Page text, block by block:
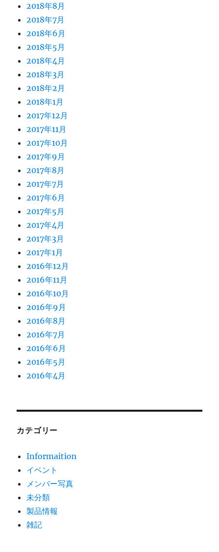
2018年8月
2018年7月
2018年6月
2018年5月
2018年4月
2018年3月
2018年2月
2018年1月
2017年12月
2017年11月
2017年10月
2017年9月
2017年8月
2017年7月
2017年6月
2017年5月
2017年4月
2017年3月
2017年1月
2016年12月
2016年11月
2016年10月
2016年9月
2016年8月
2016年7月
2016年6月
2016年5月
2016年4月
カテゴリー
Informaition
イベント
メンバー写真
未分類
製品情報
雑記